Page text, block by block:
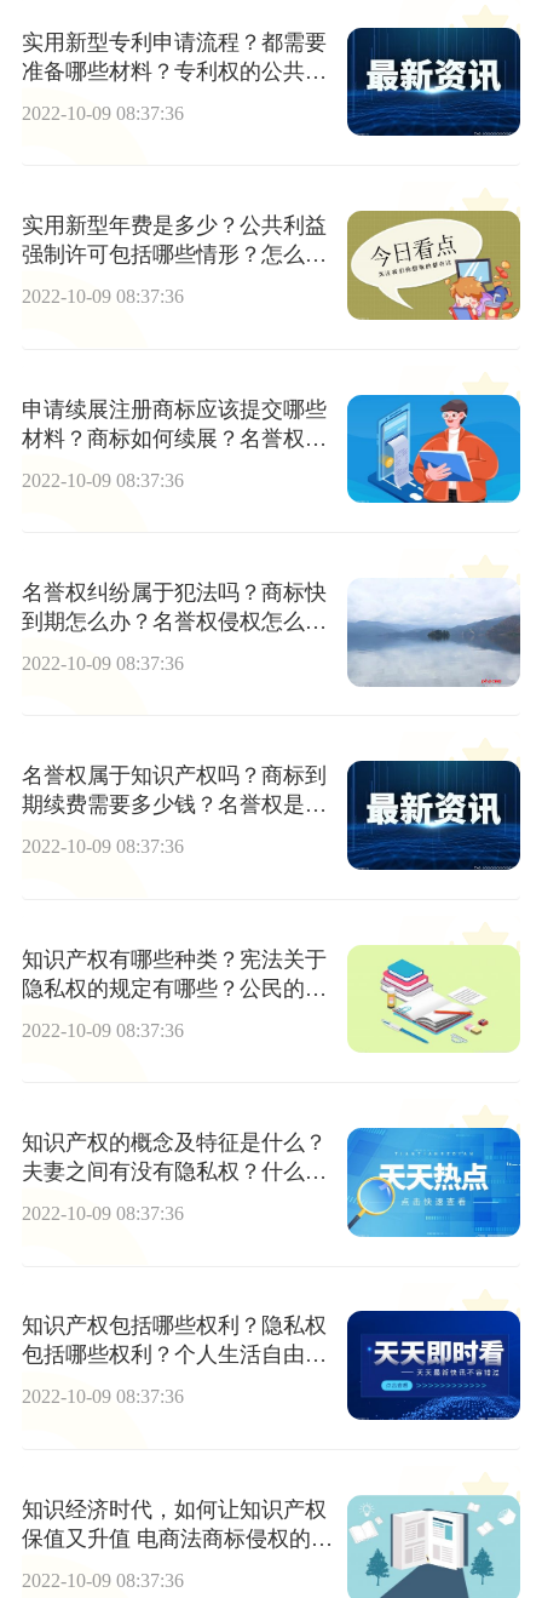
实用新型专利申请流程？都需要
准备哪些材料？专利权的公共利
2022-10-09 08:37:36
实用新型年费是多少？公共利益
强制许可包括哪些情形？怎么申
请减免年费？
2022-10-09 08:37:36
申请续展注册商标应该提交哪些
材料？商标如何续展？名誉权纠
2022-10-09 08:37:36
名誉权纠纷属于犯法吗？商标快
到期怎么办？名誉权侵权怎么解
2022-10-09 08:37:36
名誉权属于知识产权吗？商标到
期续费需要多少钱？名誉权是什
么？
2022-10-09 08:37:36
知识产权有哪些种类？宪法关于
隐私权的规定有哪些？公民的人
2022-10-09 08:37:36
知识产权的概念及特征是什么？
夫妻之间有没有隐私权？什么是
隐私？
2022-10-09 08:37:36
知识产权包括哪些权利？隐私权
包括哪些权利？个人生活自由属
不属于个人隐私权？
2022-10-09 08:37:36
知识经济时代，如何让知识产权
保值又升值 电商法商标侵权的认
2022-10-09 08:37:36